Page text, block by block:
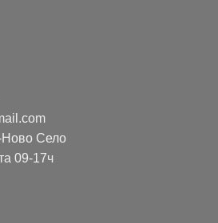
Ново Село
09-17ч